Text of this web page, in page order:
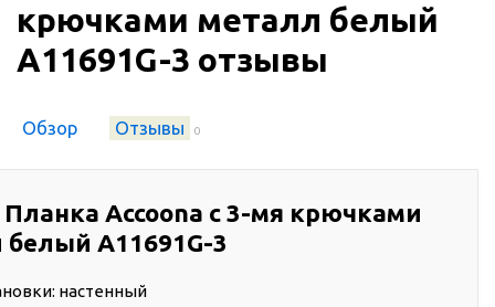
крючками металл белый
A11691G-3 отзывы
Обзор Отзывы 0
Accoona с 3-мя крючками
A11691G-3
настенный